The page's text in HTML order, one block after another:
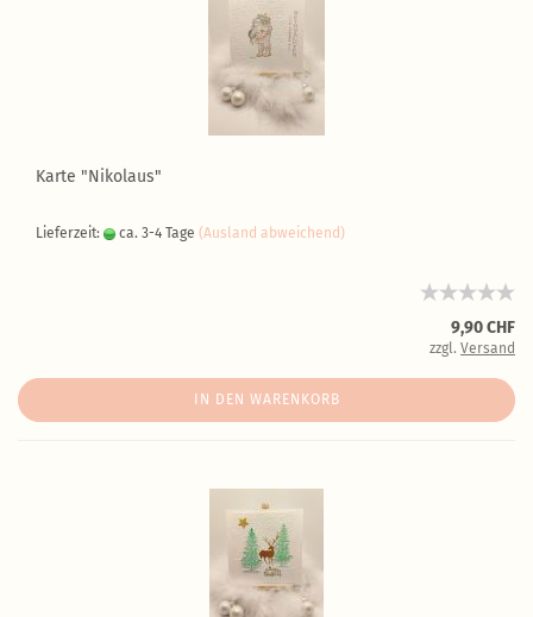
Karte "Nikolaus"
Lieferzeit: ca. 3-4 Tage (Ausland abweichend)
9,90 CHF
zzgl. Versand
IN DEN WARENKORB